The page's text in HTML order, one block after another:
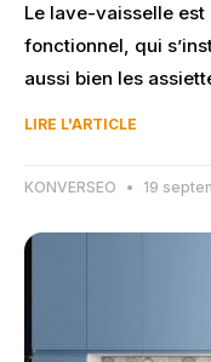
Le lave-vaisselle
fonctionnel, qui
aussi bien les
LIRE L'ARTICLE
KONVERSEO 19